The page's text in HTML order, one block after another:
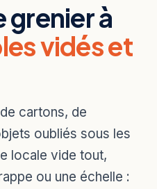
grenier à
vidés et
cartons, de
oubliés sous les
locale vide tout,
ou une échelle :